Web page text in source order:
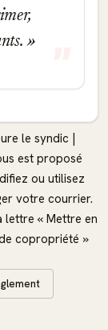
le syndic |
est proposé
ou utilisez
votre courrier.
lettre « Mettre en
copropriété »